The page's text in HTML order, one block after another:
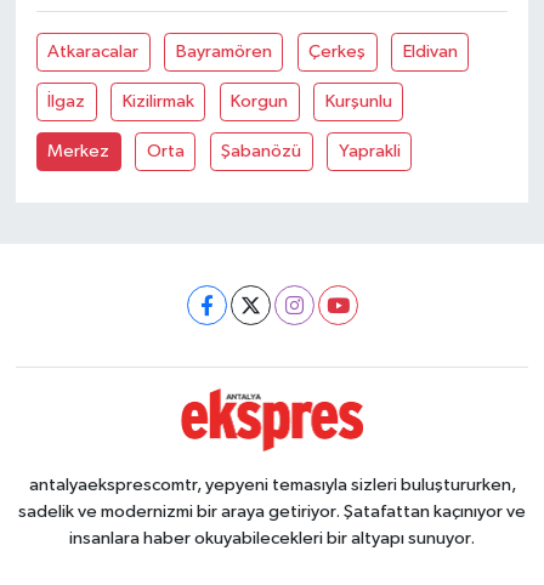
Atkaracalar Bayramören Çerkeş Eldivan
İlgaz Kizilirmak Korgun Kurşunlu
Merkez Orta Şabanözü Yaprakli
antalyaeksprescomtr, yepyeni temasıyla sizleri buluştururken,
sadelik ve modernizmi bir araya getiriyor. Şatafattan kaçınıyor ve
insanlara haber okuyabilecekleri bir altyapı sunuyor.